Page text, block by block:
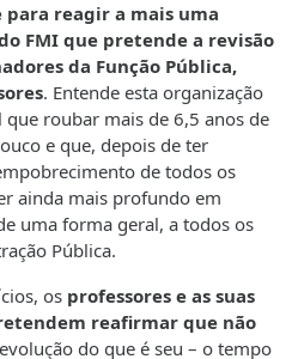
reagir a mais uma
FMI que pretende a revisão
da Função Pública,
. Entende esta organização
roubar mais de 6,5 anos de
e que, depois de ter
de todos os
ainda mais profundo em
uma forma geral, a todos os
Pública.
os professores e as suas
reafirmar que não
do que é seu – o tempo